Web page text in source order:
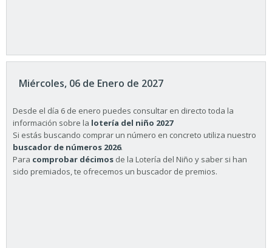
Miércoles, 06 de Enero de 2027
Desde el día 6 de enero puedes consultar en directo toda la
información sobre la lotería del niño 2027
Si estás buscando comprar un número en concreto utiliza nuestro
buscador de números 2026.
Para comprobar décimos de la Lotería del Niño y saber si han
sido premiados, te ofrecemos un buscador de premios.